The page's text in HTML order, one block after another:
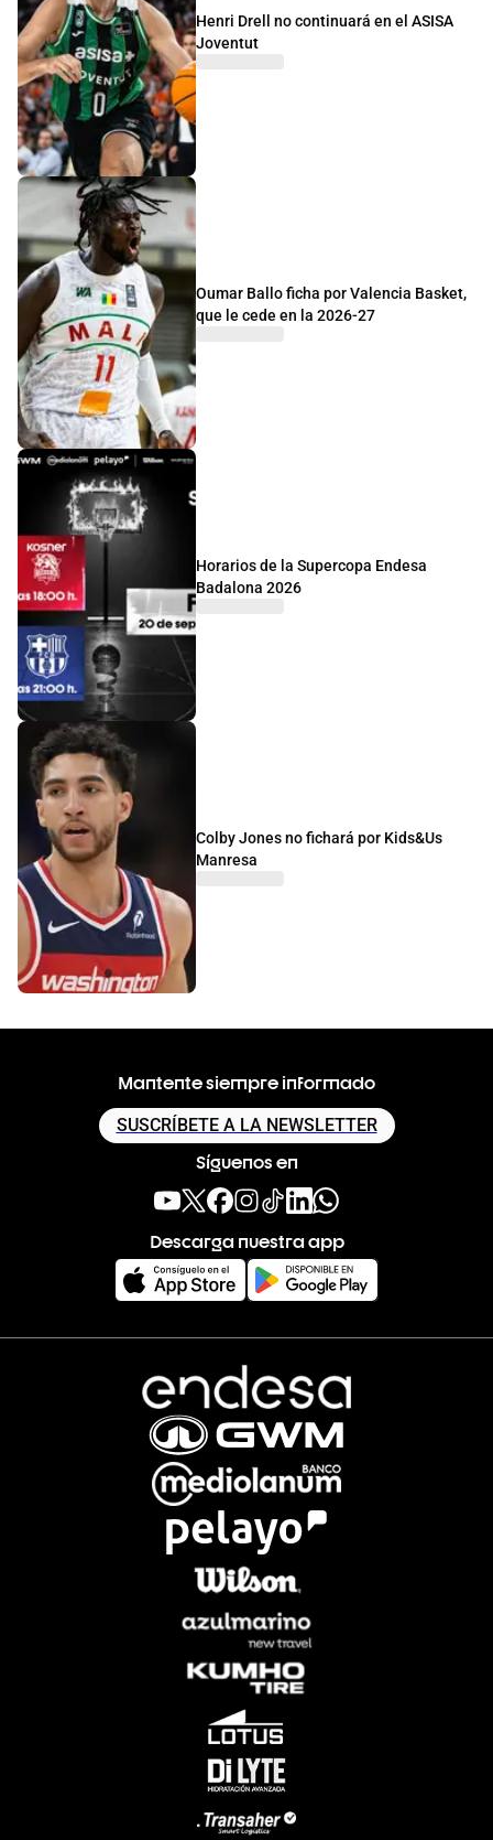
Henri Drell no continuará en el ASISA
Joventut
Oumar Ballo ficha por Valencia Basket,
que le cede en la 2026-27
Horarios de la Supercopa Endesa
Badalona 2026
Colby Jones no fichará por Kids&Us
Manresa
Mantente siempre informado
SUSCRÍBETE A LA NEWSLETTER
Síguenos en
Descarga nuestra app